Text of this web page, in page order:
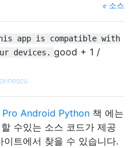
소스
app is compatible with
devices. good + 1 /
Pro Android Python 책 에는
수있는 소스 코드가 제공
이트에서 찾을 수 있습니다.